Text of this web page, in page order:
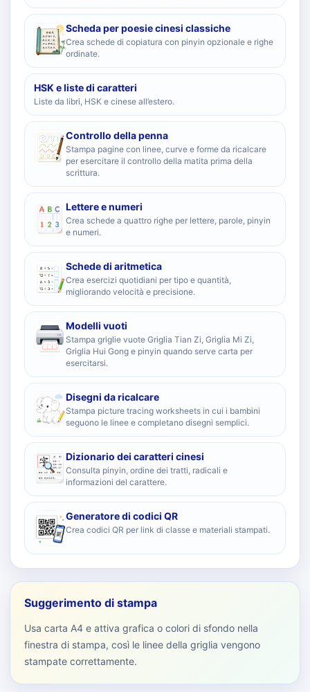
Scheda per poesie cinesi classiche
Crea schede di copiatura con pinyin opzionale e righe
ordinate.
HSK e liste di caratteri
Liste da libri, HSK e cinese all’estero.
Controllo della penna
Stampa pagine con linee, curve e forme da ricalcare
per esercitare il controllo della matita prima della
scrittura.
Lettere e numeri
Crea schede a quattro righe per lettere, parole, pinyin
e numeri.
Schede di aritmetica
Crea esercizi quotidiani per tipo e quantità,
migliorando velocità e precisione.
Modelli vuoti
Stampa griglie vuote Griglia Tian Zi, Griglia Mi Zi,
Griglia Hui Gong e pinyin quando serve carta per
esercitarsi.
Disegni da ricalcare
Stampa picture tracing worksheets in cui i bambini
seguono le linee e completano disegni semplici.
Dizionario dei caratteri cinesi
Consulta pinyin, ordine dei tratti, radicali e
informazioni del carattere.
Generatore di codici QR
Crea codici QR per link di classe e materiali stampati.
Suggerimento di stampa
Usa carta A4 e attiva grafica o colori di sfondo nella
finestra di stampa, così le linee della griglia vengono
stampate correttamente.